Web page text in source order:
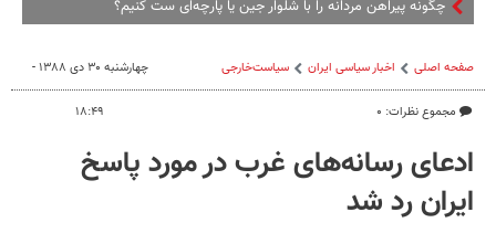
چگونه پیراهن مردانه را با شلوار جین یا پارچه‌ای ست کنیم؟
صفحه اصلی اخبار سیاسی ایران سیاست‌خارجی
مجموع نظرات: ۰
چهارشنبه ۳۰ دی ۱۳۸۸ -
۱۸:۴۹
ادعای رسانه‌های غرب در مورد پاسخ
ایران رد شد